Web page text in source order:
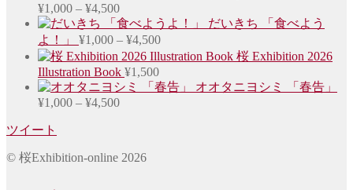
¥1,000
–
¥4,500
¥1,000 – ¥4,500価
格
帯:
¥1,000
–
¥4,500
だいきち 「食べよう
よ！」
¥1,000 – ¥4,500価
格
¥1,000
桜 Exhibition 2026
Illustration Book ¥1,500
オオタニヨシミ 「春告」
¥1,000 – ¥4,500価
¥1,000
–
ツイート
© 桜Exhibition-online 2026